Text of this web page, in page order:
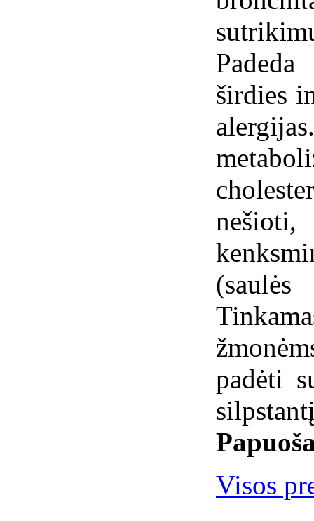
širdies
padėti
Visos